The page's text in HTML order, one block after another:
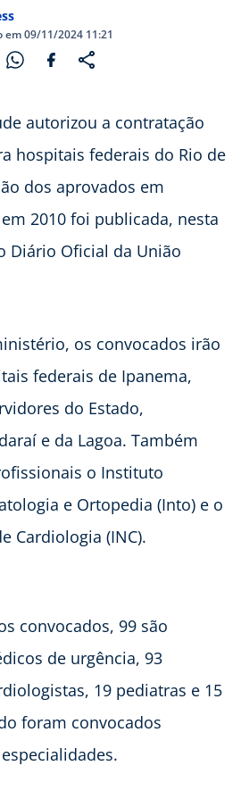
em 09/11/2024 11:21
autorizou a contratação
hospitais federais do Rio de
dos aprovados em
2010 foi publicada, nesta
Diário Oficial da União
os convocados irão
federais de Ipanema,
do Estado,
e da Lagoa. Também
o Instituto
e Ortopedia (Into) e o
Cardiologia (INC).
convocados, 99 são
de urgência, 93
19 pediatras e 15
foram convocados